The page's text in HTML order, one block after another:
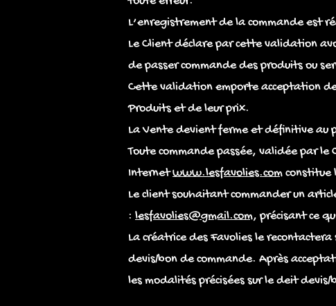
L’enregistrement de la commande est
Le Client déclare par cette validation
de passer commande des produits ou
Cette validation emporte acceptation
Produits et de leur prix.
La Vente devient ferme et définitive au
Toute commande passée, validée par
Internetwww.lesfavolies.comconstitue
Le client souhaitant commander un
: lesfavolies@gmail.com, précisant ce
La créatrice des Favolies le
devis/bon de commande. Après
les modalités précisées sur le deit devis/